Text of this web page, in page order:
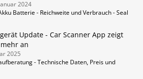
2024
Batterie - Reichweite und Verbrauch - Seal
Update - Car Scanner App zeigt
an
2025
- Technische Daten, Preis und